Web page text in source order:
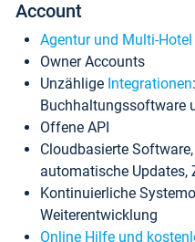
Account
Agentur und Multi-Hotel
Owner Accounts
Unzählige Integrationen
Buchhaltungssoftware
Offene API
Cloudbasierte
automatische Updates,
Kontinuierliche
Weiterentwicklung
Online Hilfe und